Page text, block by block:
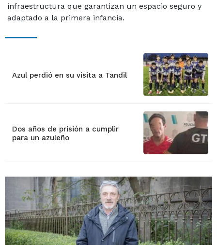
infraestructura que garantizan un espacio seguro y
adaptado a la primera infancia.
Azul perdió en su visita a Tandil
Dos años de prisión a cumplir
para un azuleño